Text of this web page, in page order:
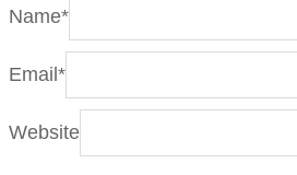
Name*
Email*
Website